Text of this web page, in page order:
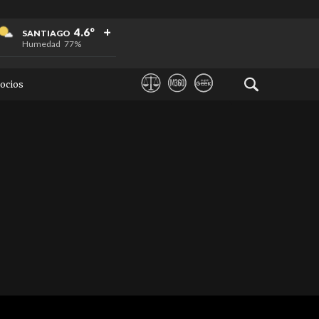
SANTIAGO 4.6°
Humedad 77%
+
+
+